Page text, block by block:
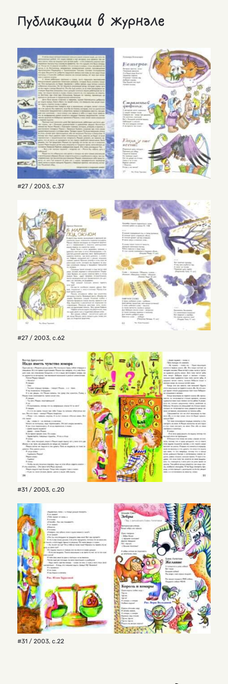
Публикации в журнале
#27 / 2003, с.37
#27 / 2003, с.62
#31 / 2003, с.20
#31 / 2003, с.22